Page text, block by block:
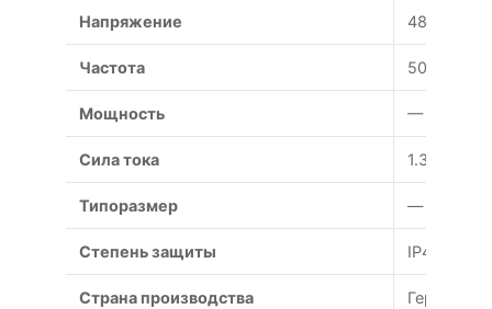
Напряжение 48 В
Частота 50 Гц
Мощность — Вт
Сила тока 1.3 А
Типоразмер — мм
Степень защиты IP44
Страна производства Германия